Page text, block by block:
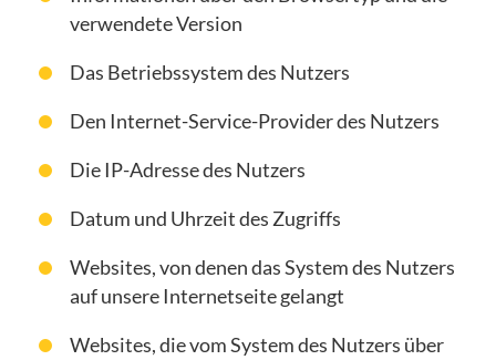
verwendete Version
Das Betriebssystem des Nutzers
Den Internet-Service-Provider des Nutzers
Die IP-Adresse des Nutzers
Datum und Uhrzeit des Zugriffs
Websites, von denen das System des Nutzers
auf unsere Internetseite gelangt
Websites, die vom System des Nutzers über